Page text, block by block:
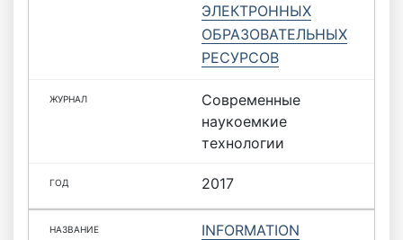
ЭЛЕКТРОННЫХ
ОБРАЗОВАТЕЛЬНЫХ
РЕСУРСОВ
Современные
наукоемкие
технологии
2017
INFORMATION